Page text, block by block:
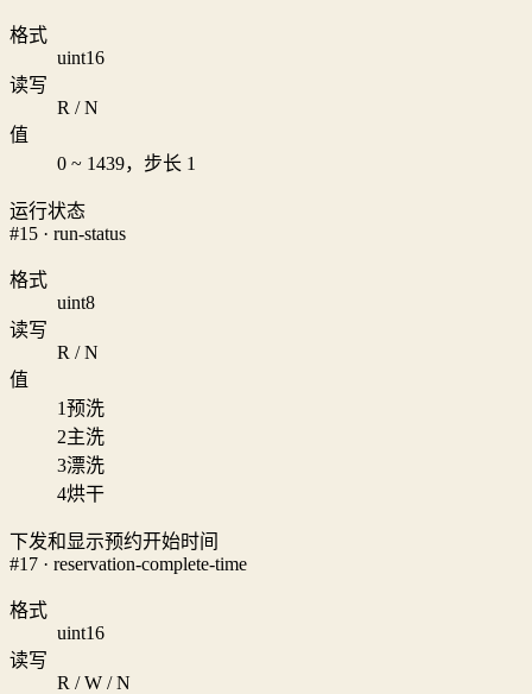
格式
uint16
读写
R / N
值
0 ~ 1439，步长 1
运行状态
#15 · run-status
格式
uint8
读写
R / N
值
1预洗
2主洗
3漂洗
4烘干
下发和显示预约开始时间
#17 · reservation-complete-time
格式
uint16
读写
R / W / N